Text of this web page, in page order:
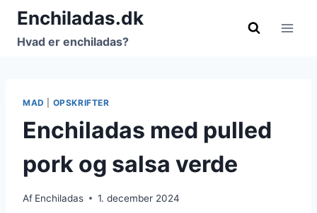
Fortsæt
indhold
Enchiladas.dk
Hvad er enchiladas?
MAD OPSKRIFTER
Enchiladas med pulled
pork og salsa verde
Af Enchiladas 1. december 2024